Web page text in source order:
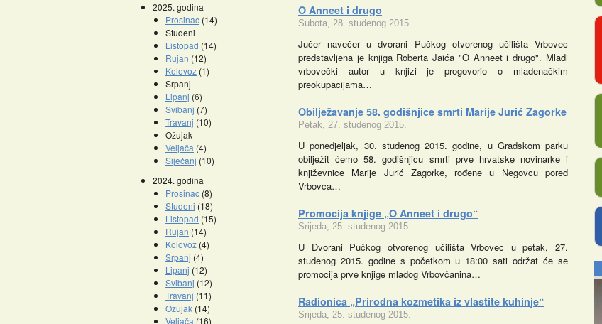
2025. godina
Prosinac (14)
Studeni
Listopad (14)
Rujan (12)
Kolovoz (1)
Srpanj
Lipanj (6)
Svibanj (7)
Travanj (10)
Ožujak
Veljača (4)
Siječanj (10)
2024. godina
Prosinac (8)
Studeni (18)
Listopad (15)
Rujan (14)
Kolovoz (4)
Srpanj (4)
Lipanj (12)
Svibanj (12)
Travanj (11)
Ožujak (14)
Veljača (16)
O Anneet i drugo
Subota, 28. studenog 2015.
Jučer navečer u dvorani Pučkog otvorenog učilišta Vrbovec
predstavljena je knjiga Roberta Jaića "O Anneet i drugo". Mladi
vrbovečki autor u knjizi je progovorio o mladenačkim
preokupacijama…
Obilježavanje 58. godišnjice smrti Marije Jurić Zagorke
Petak, 27. studenog 2015.
U ponedjeljak, 30. studenog 2015. godine, u Gradskom parku
obilježit ćemo 58. godišnjicu smrti prve hrvatske novinarke i
književnice Marije Jurić Zagorke, rođene u Negovcu pored
Vrbovca…
Promocija knjige „O Anneet i drugo“
Srijeda, 25. studenog 2015.
U Dvorani Pučkog otvorenog učilišta Vrbovec u petak, 27.
studenog 2015. godine s početkom u 18:00 sati održat će se
promocija prve knjige mladog Vrbovčanina…
Radionica „Prirodna kozmetika iz vlastite kuhinje“
Srijeda, 25. studenog 2015.